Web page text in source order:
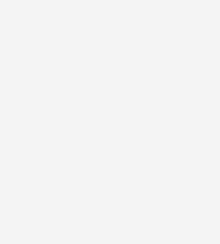
X-ITE Emblem begrüßt Sie gleich am Lenkrad.